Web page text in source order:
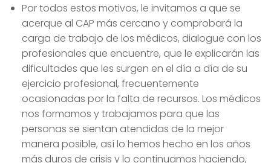
Por todos estos motivos, le invitamos a que se
acerque al CAP más cercano y comprobará la
carga de trabajo de los médicos, dialogue con los
profesionales que encuentre, que le explicarán las
dificultades que les surgen en el día a día de su
ejercicio profesional, frecuentemente
ocasionadas por la falta de recursos. Los médicos
nos formamos y trabajamos para que las
personas se sientan atendidas de la mejor
manera posible, así lo hemos hecho en los años
más duros de crisis y lo continuamos haciendo,